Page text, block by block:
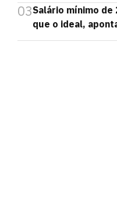
03Salário mínimo
que o ideal,